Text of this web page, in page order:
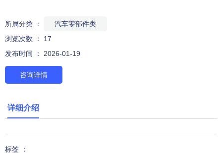
所属分类 ：
汽车零部件类
浏览次数 ： 17
发布时间 ： 2026-01-19
咨询详情
详细介绍
标签 ：